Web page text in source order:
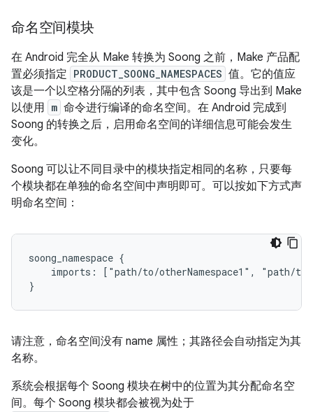
命名空间模块
在 Android 完全从 Make 转换为 Soong 之前，Make 产品配
置必须指定 PRODUCT_SOONG_NAMESPACES 值。它的值应
该是一个以空格分隔的列表，其中包含 Soong 导出到 Make
以使用 m 命令进行编译的命名空间。在 Android 完成到
Soong 的转换之后，启用命名空间的详细信息可能会发生
变化。
Soong 可以让不同目录中的模块指定相同的名称，只要每
个模块都在单独的命名空间中声明即可。可以按如下方式声
明命名空间：
soong_namespace {
imports: ["path/to/otherNamespace1", "path/
请注意，命名空间没有 name 属性；其路径会自动指定为其
名称。
系统会根据每个 Soong 模块在树中的位置为其分配命名空
间。每个 Soong 模块都会被视为处于